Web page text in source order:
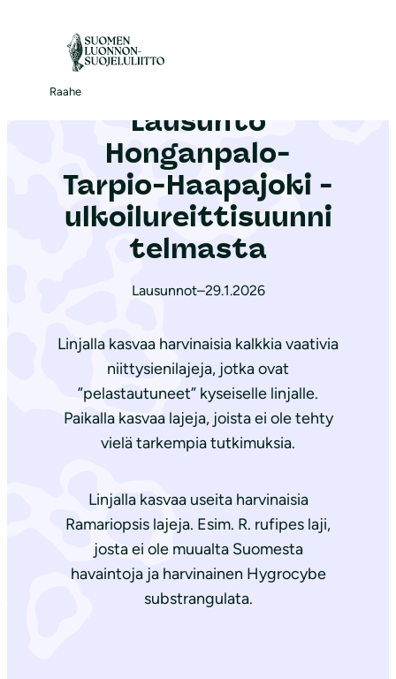
Raahe
Etusivu|Ajankohtaista
Lausunto
Honganpalo-
Tarpio-Haapajoki -
ulkoilureittisuunni
telmasta
Lausunnot–29.1.2026
Linjalla kasvaa harvinaisia kalkkia vaativia
niittysienilajeja, jotka ovat
”pelastautuneet” kyseiselle linjalle.
Paikalla kasvaa lajeja, joista ei ole tehty
vielä tarkempia tutkimuksia.
Linjalla kasvaa useita harvinaisia
Ramariopsis lajeja. Esim. R. rufipes laji,
josta ei ole muualta Suomesta
havaintoja ja harvinainen Hygrocybe
substrangulata.